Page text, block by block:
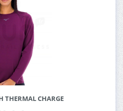
THERMAL CHARGE